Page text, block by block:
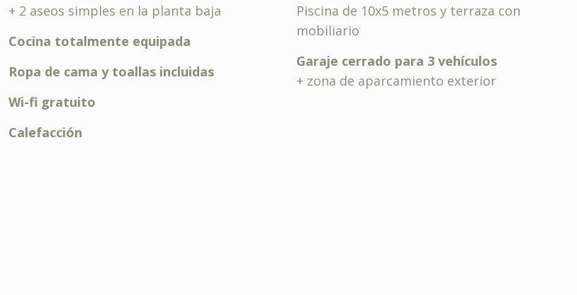
+ 2 aseos simples en la planta baja
Cocina totalmente equipada
Ropa de cama y toallas incluidas
Wi-fi gratuito
Calefacción
Piscina de 10x5 metros y terraza con
mobiliario
Garaje cerrado para 3 vehículos
+ zona de aparcamiento exterior